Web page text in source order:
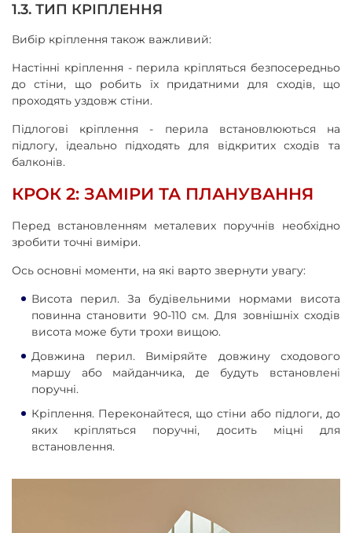
1.3. ТИП КРІПЛЕННЯ
Вибір кріплення також важливий:
Настінні кріплення - перила кріпляться безпосередньо
до стіни, що робить їх придатними для сходів, що
проходять уздовж стіни.
Підлогові кріплення - перила встановлюються на
підлогу, ідеально підходять для відкритих сходів та
балконів.
КРОК 2: ЗАМІРИ ТА ПЛАНУВАННЯ
Перед встановленням металевих поручнів необхідно
зробити точні виміри.
Ось основні моменти, на які варто звернути увагу:
Висота перил. За будівельними нормами висота
повинна становити 90-110 см. Для зовнішніх сходів
висота може бути трохи вищою.
Довжина перил. Виміряйте довжину сходового
маршу або майданчика, де будуть встановлені
поручні.
Кріплення. Переконайтеся, що стіни або підлоги, до
яких кріпляться поручні, досить міцні для
встановлення.